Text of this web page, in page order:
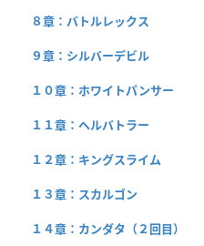
８章：バトルレックス
９章：シルバーデビル
１０章：ホワイトパンサー
１１章：ヘルバトラー
１２章：キングスライム
１３章：スカルゴン
１４章：カンダタ（２回目）